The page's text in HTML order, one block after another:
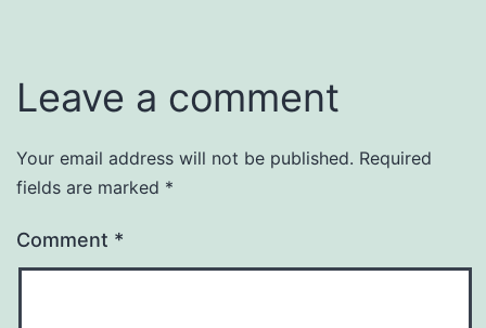
Leave a comment
Your email address will not be published. Required
fields are marked *
Comment *